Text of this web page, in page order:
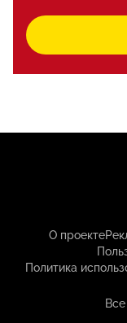
О проекте
Политика